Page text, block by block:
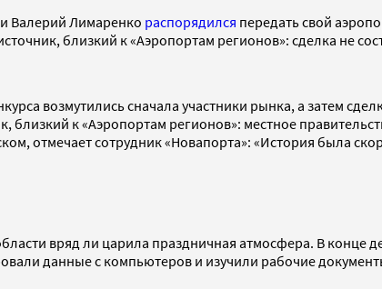
Валерий Лимаренко распорядился передать свой
близкий к «Аэропортам регионов»: сделка не
возмутились сначала участники рынка, а затем
близкий к «Аэропортам регионов»: местное
отмечает сотрудник «Новапорта»: «История была
вряд ли царила праздничная атмосфера. В конце
данные с компьютеров и изучили рабочие